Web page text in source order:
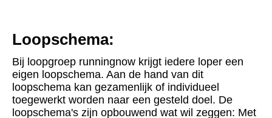
Loopschema:
Bij loopgroep runningnow krijgt iedere loper een
eigen loopschema. Aan de hand van dit
loopschema kan gezamenlijk of individueel
toegewerkt worden naar een gesteld doel. De
loopschema's zijn opbouwend wat wil zeggen: Met